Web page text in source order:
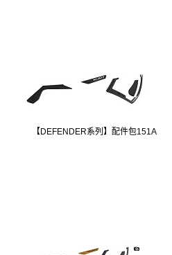
【DEFENDER系列】配件包151A